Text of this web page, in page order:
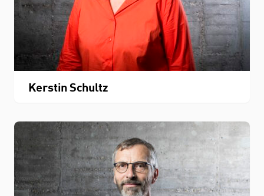
Kerstin Schultz